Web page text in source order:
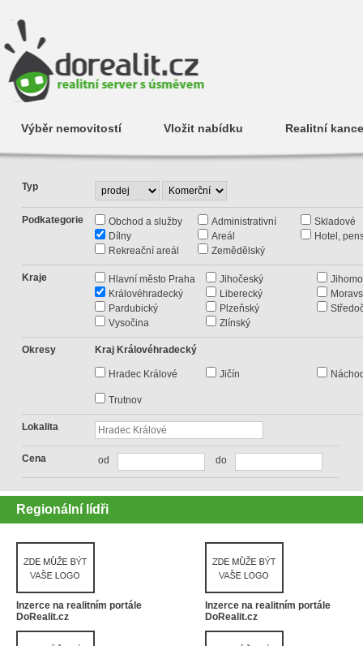
Výběr nemovitostí Vložit nabídku Realitní
Typ
Podkategorie Obchod a služby Administrativní
Skladové
Dílny
Areál
Hotel,
Rekreační areál
Zemědělský
Kraje Hlavní město Praha Jihočeský
Královéhradecký
Liberecký
Pardubický
Plzeňský
Vysočina
Zlínský
Okresy Kraj Královéhradecký
Hradec Králové Jičín
Trutnov
Lokalita
Cena od do
Regionální lídři
Inzerce na realitním portále
DoRealit.cz
Inzerce na realitním portále
DoRealit.cz